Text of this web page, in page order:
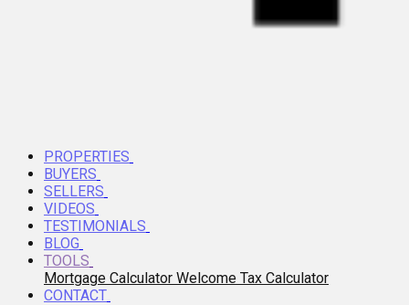
PROPERTIES
BUYERS
SELLERS
VIDEOS
TESTIMONIALS
BLOG
TOOLS
Mortgage Calculator Welcome Tax Calculator
CONTACT